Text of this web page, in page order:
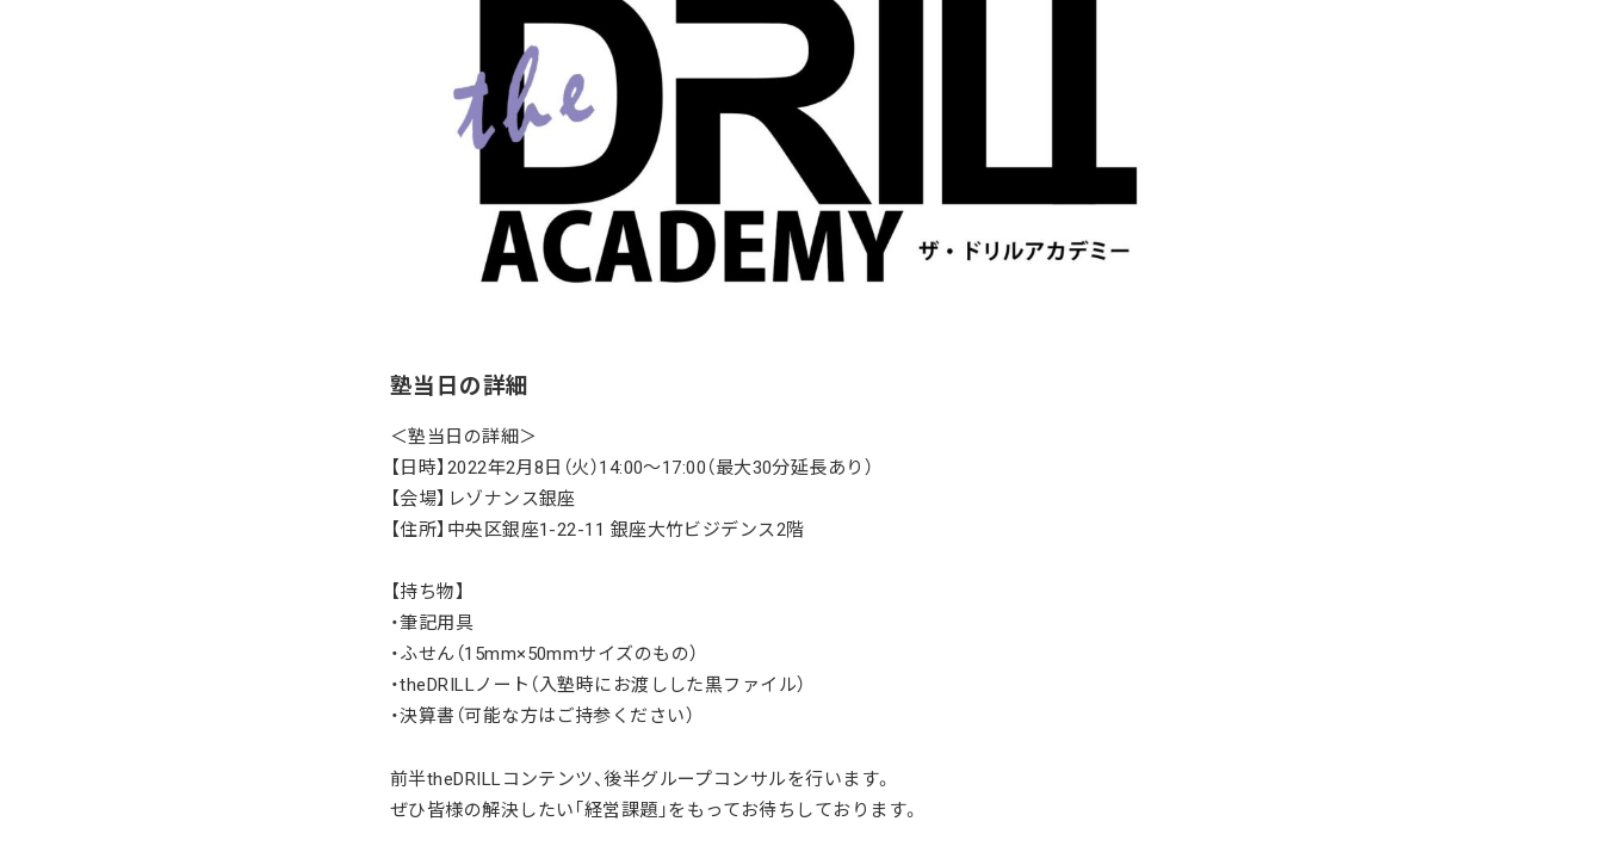
塾当日の詳細
＜塾当日の詳細＞
【日時】2022年2月8日（火）14:00～17:00（最大30分延長あり）
【会場】レゾナンス銀座
【住所】中央区銀座1-22-11 銀座大竹ビジデンス2階
【持ち物】
・筆記用具
・ふせん（15mm×50mmサイズのもの）
・theDRILLノート（入塾時にお渡しした黒ファイル）
・決算書（可能な方はご持参ください）
前半theDRILLコンテンツ、後半グループコンサルを行います。
ぜひ皆様の解決したい「経営課題」をもってお待ちしております。